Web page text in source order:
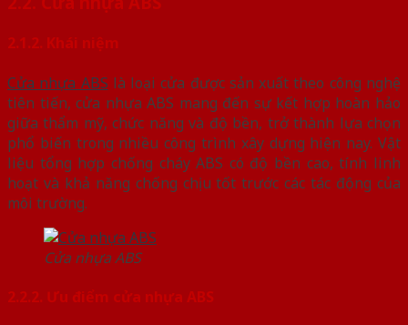
2.1.2. Khái niệm
Cửa nhựa ABS là loại cửa được sản xuất theo công nghệ
tiên tiến, cửa nhựa ABS mang đến sự kết hợp hoàn hảo
giữa thẩm mỹ, chức năng và độ bền, trở thành lựa chọn
phổ biến trong nhiều công trình xây dựng hiện nay. Vật
liệu tổng hợp chống cháy ABS có độ bền cao, tính linh
hoạt và khả năng chống chịu tốt trước các tác động của
môi trường.
Cửa nhựa ABS
2.2.2. Ưu điểm cửa nhựa ABS